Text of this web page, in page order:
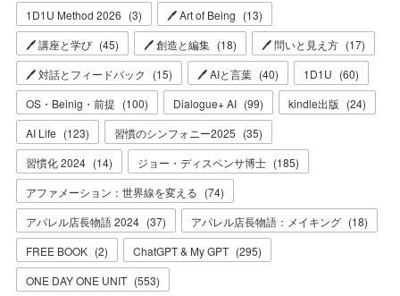
1D1U Method 2026 (3) 🖊 Art of Being (13)
🖊 講座と学び (45) 🖊 創造と編集 (18) 🖊 問いと見え方 (17)
🖊 対話とフィードバック
(15) 🖊 AIと言葉 (40) 1D1U (60)
OS・Beinig・前提 (100) Dialogue+ AI (99) kindle出版 (24)
AI Life (123) 習慣のシンフォニー2025 (35)
習慣化 2024 (14) ジョー・ディスペンサ博士 (185)
アファメーション：世界線を変える (74)
アパレル店長物語 2024 (37) アパレル店長物語：メイキング (18)
FREE BOOK (2) ChatGPT & My GPT (295)
ONE DAY ONE UNIT (553)